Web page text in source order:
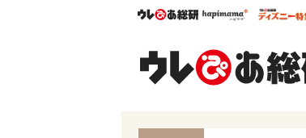
ウレぴあ総研ハピママ*